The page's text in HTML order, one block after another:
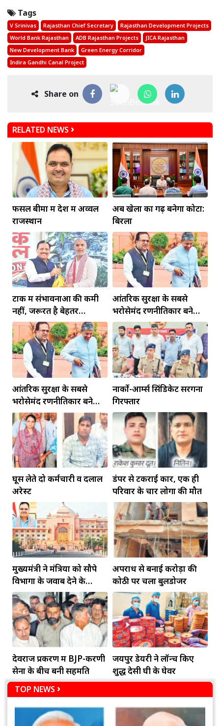
Tags
V Srinivas Rajasthan Chief Secretary
Rajasthan Development Projects
World Bank Rajasthan
ADB Rajasthan Projects
JICA Rajasthan
New Development Bank
Green Energy Corridor
Indira Gandhi Canal Project
Share on
RELATED NEWS
फसल बीमा में देश में अव्वल
राजस्थान
अब खेलों का गढ़ बनेगा कोटा:
बिरला
टोंक में संभावनाओं की कमी
नहीं, जरूरत है बेहतर
इंफ्रास्ट्रक्चर की
आंतरिक सुरक्षा के सबसे
भरोसेमंद रणनीतिकार बने
रहेंगे गोविंद मोहन
आंतरिक सुरक्षा के सबसे
भरोसेमंद रणनीतिकार बने
रहेंगे गोविंद मोहन
नार्को-आर्म्स सिंडिकेट सरगना
गिरफ्तार
घूस लेते दो कर्मचारी व दलाल
अरेस्ट
डंपर से टकराई कार, एक ही
परिवार के चार लोगों की मौत
मुख्यमंत्री ने मंत्रियों को सौपे
विभागों के जवाब देने के
दायित्व
अपराध से बनाई करोड़ों की
कोठी पर चला बुलडोजर
देवराज प्रकरण में BJP-करणी
सेना के बीच बनी सहमति
जयपुर डेयरी ने लॉन्च किए
शुद्ध देसी घी के घेवर
TOP NEWS